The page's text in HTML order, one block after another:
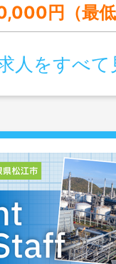
円（最低
人をすべて